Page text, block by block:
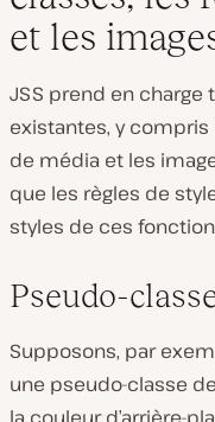
et les
JSS prend en charge
existantes, y
de média et les
que les règles de
styles de ces
Pseudo-
Supposons, par
une pseudo-classe
la couleur d’arrière-